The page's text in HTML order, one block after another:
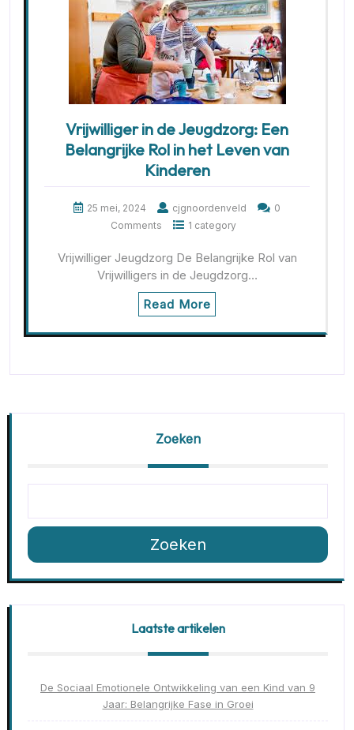
Vrijwilliger in de Jeugdzorg: Een
Belangrijke Rol in het Leven van
Kinderen
25 mei, 2024 cjgnoordenveld
0
Comments
1 category
Vrijwilliger Jeugdzorg De Belangrijke Rol van
Vrijwilligers in de Jeugdzorg…
Read More
Zoeken
Zoeken
Laatste artikelen
De Sociaal Emotionele Ontwikkeling van een Kind van 9
Jaar: Belangrijke Fase in Groei